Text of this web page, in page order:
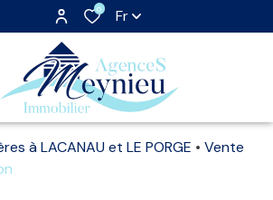
0 Fr
à LACANAU et LE PORGE
Vente